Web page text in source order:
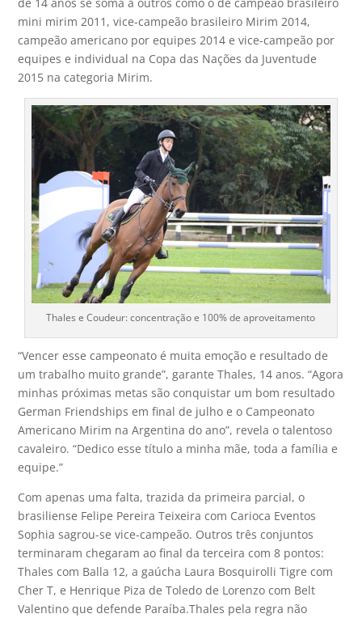
mini mirim 2011, vice-campeão brasileiro Mirim 2014,
campeão americano por equipes 2014 e vice-campeão por
equipes e individual na Copa das Nações da Juventude
2015 na categoria Mirim.
Thales e Coudeur: concentração e 100% de aproveitamento
“Vencer esse campeonato é muita emoção e resultado de
um trabalho muito grande”, garante Thales, 14 anos. “Agora
minhas próximas metas são conquistar um bom resultado
German Friendships em final de julho e o Campeonato
Americano Mirim na Argentina do ano”, revela o talentoso
cavaleiro. “Dedico esse título a minha mãe, toda a família e
equipe.”
Com apenas uma falta, trazida da primeira parcial, o
brasiliense Felipe Pereira Teixeira com Carioca Eventos
Sophia sagrou-se vice-campeão. Outros três conjuntos
terminaram chegaram ao final da terceira com 8 pontos:
Thales com Balla 12, a gaúcha Laura Bosquirolli Tigre com
Cher T, e Henrique Piza de Toledo de Lorenzo com Belt
Valentino que defende Paraíba.Thales pela regra não